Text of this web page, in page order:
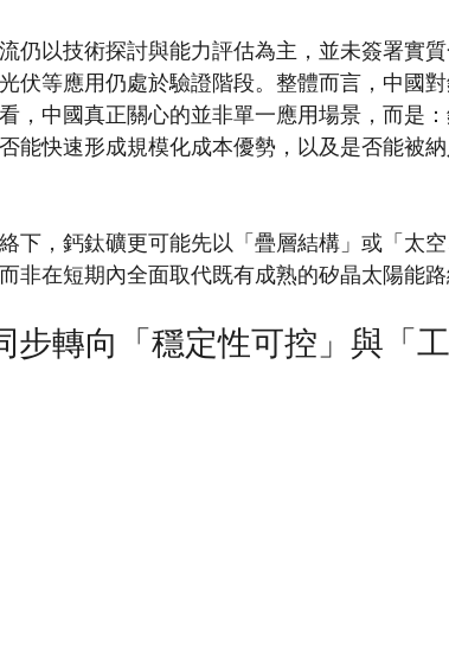
仍以技術探討與能力評估為主，並未簽署實
伏等應用仍處於驗證階段。整體而言，中國
，中國真正關心的並非單一應用場景，而是
能快速形成規模化成本優勢，以及是否能被
下，鈣鈦礦更可能先以「疊層結構」或「太
非在短期內全面取代既有成熟的矽晶太陽能
步轉向「穩定性可控」與「